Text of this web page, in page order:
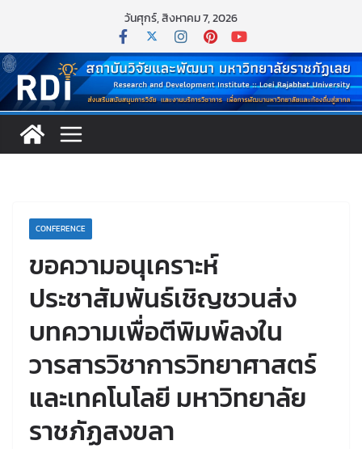
วันศุกร์, สิงหาคม 7, 2026
CONFERENCE
ขอความอนุเคราะห์
ประชาสัมพันธ์เชิญชวนส่ง
บทความเพื่อตีพิมพ์ลงใน
วารสารวิชาการวิทยาศาสตร์
และเทคโนโลยี มหาวิทยาลัย
ราชภัฏสงขลา